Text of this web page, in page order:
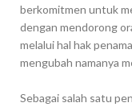
berkomitmen untuk
dengan mendorong
melalui hal hak
mengubah namanya
Sebagai salah satu